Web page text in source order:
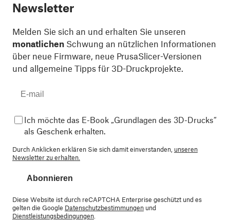
Newsletter
Melden Sie sich an und erhalten Sie unseren
monatlichen Schwung an nützlichen Informationen
über neue Firmware, neue PrusaSlicer-Versionen
und allgemeine Tipps für 3D-Druckprojekte.
Ich möchte das E-Book „Grundlagen des 3D-Drucks“
als Geschenk erhalten.
Durch Anklicken erklären Sie sich damit einverstanden, unseren
Newsletter zu erhalten.
Abonnieren
Diese Website ist durch reCAPTCHA Enterprise geschützt und es
gelten die Google Datenschutzbestimmungen und
Dienstleistungsbedingungen